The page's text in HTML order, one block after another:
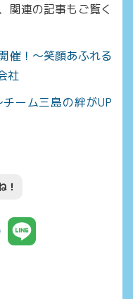
関連の記事もご覧く
催！～笑顔あふれる
社
ーム三島の絆がUP
！